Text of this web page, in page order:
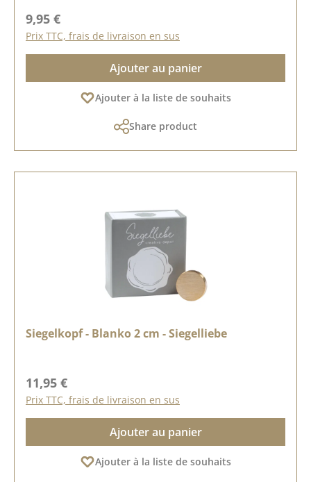
Prix régulier :
9,95 €
Prix TTC, frais de livraison en sus
Ajouter au panier
Ajouter à la liste de souhaits
Share product
Siegelkopf - Blanko 2 cm - Siegelliebe
Prix régulier :
11,95 €
Prix TTC, frais de livraison en sus
Ajouter au panier
Ajouter à la liste de souhaits